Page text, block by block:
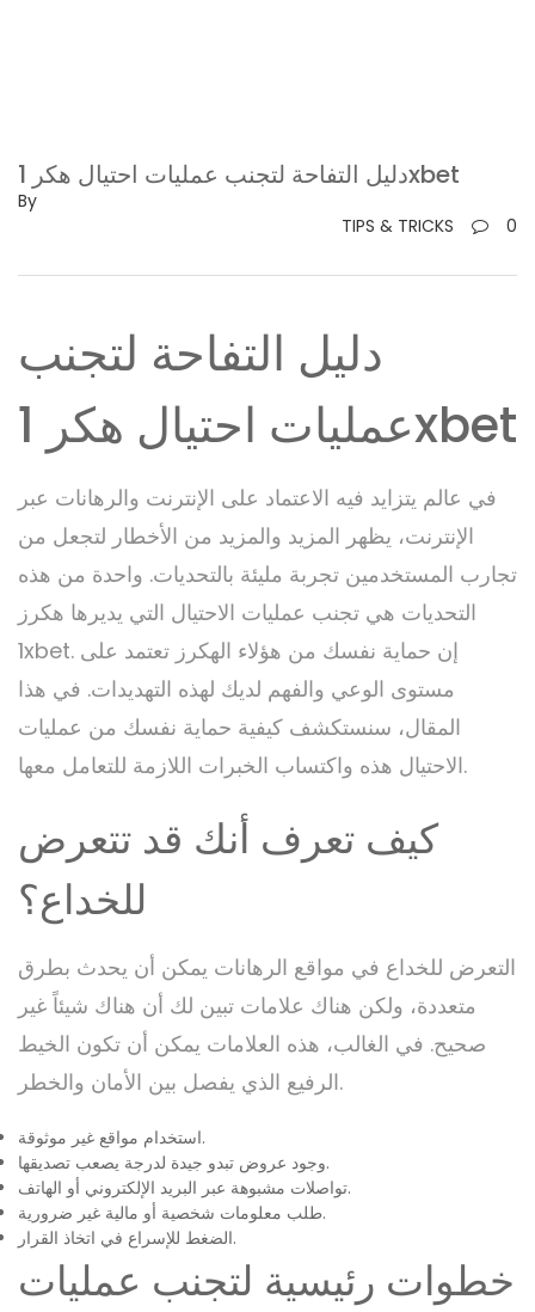
دليل التفاحة لتجنب عمليات احتيال هكر 1xbet
By
TIPS & TRICKS
0
دليل التفاحة لتجنب
عمليات احتيال هكر 1xbet
في عالم يتزايد فيه الاعتماد على الإنترنت والرهانات عبر
الإنترنت، يظهر المزيد والمزيد من الأخطار لتجعل من
تجارب المستخدمين تجربة مليئة بالتحديات. واحدة من هذه
التحديات هي تجنب عمليات الاحتيال التي يديرها هكرز
1xbet. إن حماية نفسك من هؤلاء الهكرز تعتمد على
مستوى الوعي والفهم لديك لهذه التهديدات. في هذا
المقال، سنستكشف كيفية حماية نفسك من عمليات
الاحتيال هذه واكتساب الخبرات اللازمة للتعامل معها.
كيف تعرف أنك قد تتعرض
للخداع؟
التعرض للخداع في مواقع الرهانات يمكن أن يحدث بطرق
متعددة، ولكن هناك علامات تبين لك أن هناك شيئاً غير
صحيح. في الغالب، هذه العلامات يمكن أن تكون الخيط
الرفيع الذي يفصل بين الأمان والخطر.
استخدام مواقع غير موثوقة.
وجود عروض تبدو جيدة لدرجة يصعب تصديقها.
تواصلات مشبوهة عبر البريد الإلكتروني أو الهاتف.
طلب معلومات شخصية أو مالية غير ضرورية.
الضغط للإسراع في اتخاذ القرار.
خطوات رئيسية لتجنب عمليات